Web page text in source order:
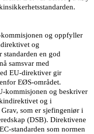
kommisjonen og oppfyller
og
standarden en god
samsvar med
EU-direktiver gir
EØS-området.
kommisjonen og beskriver
og i
som er sjefingeniør i
(DSB). Direktivene
standarden som normen